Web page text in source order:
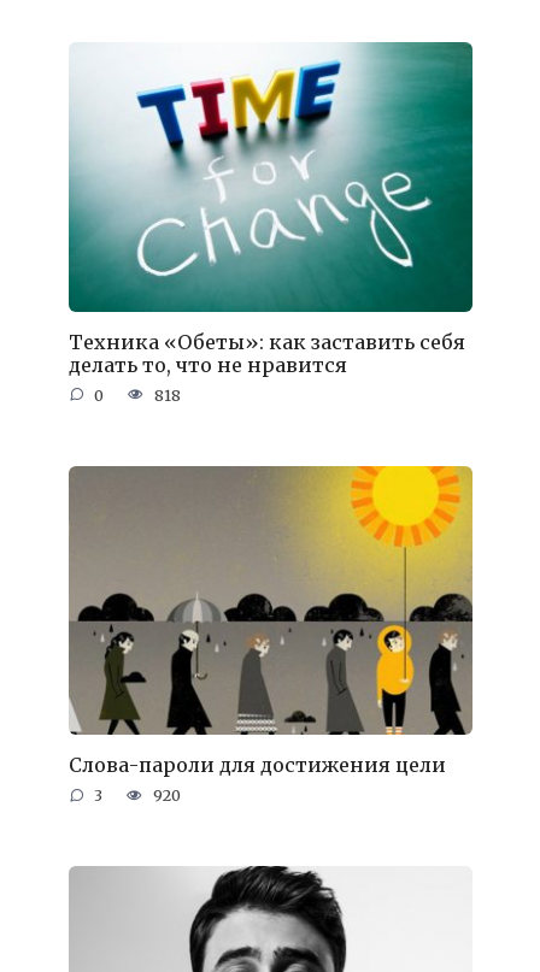
Техника «Обеты»: как заставить себя
делать то, что не нравится
0 818
Слова-пароли для достижения цели
3 920